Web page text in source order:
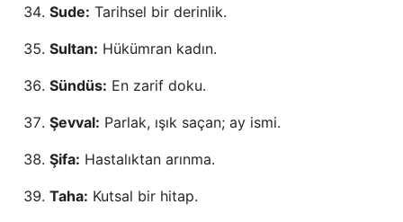
Sude: Tarihsel bir derinlik.
Sultan: Hükümran kadın.
Sündüs: En zarif doku.
Şevval: Parlak, ışık saçan; ay ismi.
Şifa: Hastalıktan arınma.
Taha: Kutsal bir hitap.